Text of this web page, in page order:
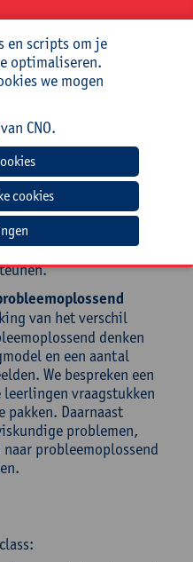
gebruik van
tekenen en
het juist wiskundig
bespreken we hoe we
van de lagere school
van getallenkennis en
De ontwikkeling van
tot rationale
We bespreken hoe je
kunt aanreiken en
rationale getallen
van het verschil
denken
en een aantal
We bespreken een
vraagstukken
pakken. Daarnaast
problemen,
probleemoplossend
en scripts om je
optimaliseren.
we mogen
van CNO.